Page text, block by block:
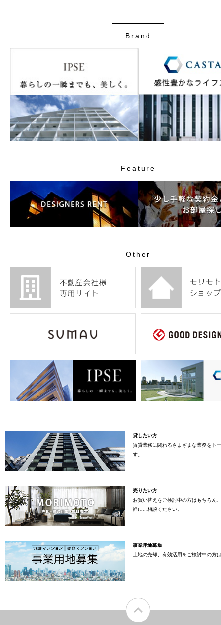
Brand
Feature
Other
貸したい方
賃貸業務に関わるさまざまな業務をト
す。
売りたい方
お買い替えをご検討中の方はもちろん
軽にご相談ください。
事業用地募集
土地の売却、有効活用をご検討中の方